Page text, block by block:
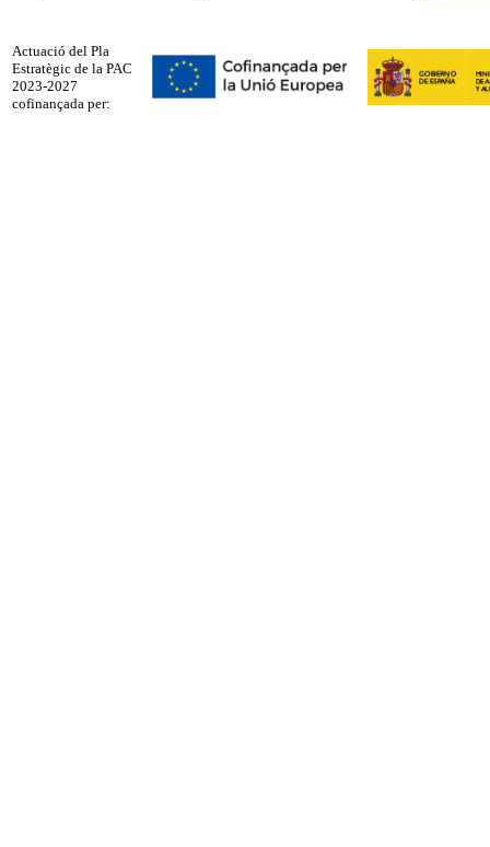
Actuació del Pla
Estratègic de la PAC
2023-2027
cofinançada per: